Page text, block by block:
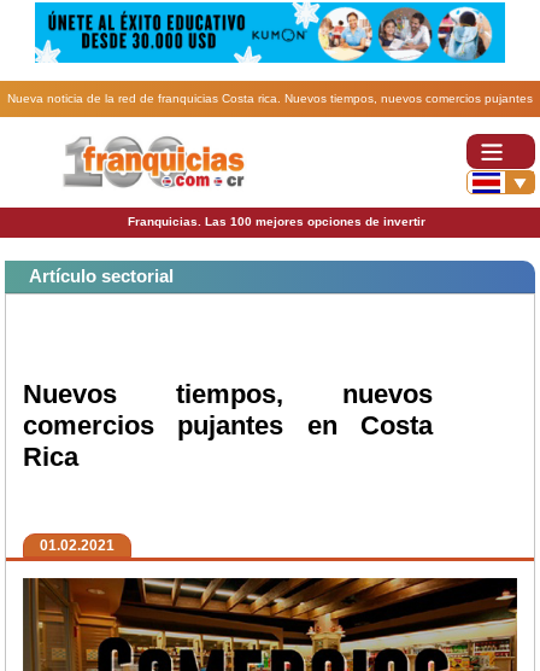
Nueva noticia de la red de franquicias Costa rica. Nuevos tiempos, nuevos comercios pujantes
Franquicias. Las 100 mejores opciones de invertir
Artículo sectorial
Nuevos tiempos, nuevos
comercios pujantes en Costa
Rica
01.02.2021